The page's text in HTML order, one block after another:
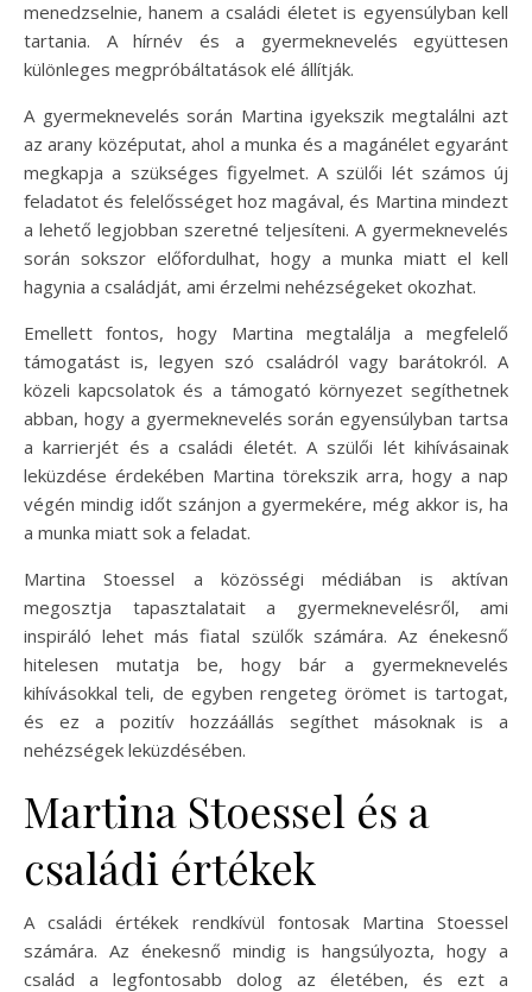
menedzselnie, hanem a családi életet is egyensúlyban kell
tartania. A hírnév és a gyermeknevelés együttesen
különleges megpróbáltatások elé állítják.
A gyermeknevelés során Martina igyekszik megtalálni azt
az arany középutat, ahol a munka és a magánélet egyaránt
megkapja a szükséges figyelmet. A szülői lét számos új
feladatot és felelősséget hoz magával, és Martina mindezt
a lehető legjobban szeretné teljesíteni. A gyermeknevelés
során sokszor előfordulhat, hogy a munka miatt el kell
hagynia a családját, ami érzelmi nehézségeket okozhat.
Emellett fontos, hogy Martina megtalálja a megfelelő
támogatást is, legyen szó családról vagy barátokról. A
közeli kapcsolatok és a támogató környezet segíthetnek
abban, hogy a gyermeknevelés során egyensúlyban tartsa
a karrierjét és a családi életét. A szülői lét kihívásainak
leküzdése érdekében Martina törekszik arra, hogy a nap
végén mindig időt szánjon a gyermekére, még akkor is, ha
a munka miatt sok a feladat.
Martina Stoessel a közösségi médiában is aktívan
megosztja tapasztalatait a gyermeknevelésről, ami
inspiráló lehet más fiatal szülők számára. Az énekesnő
hitelesen mutatja be, hogy bár a gyermeknevelés
kihívásokkal teli, de egyben rengeteg örömet is tartogat,
és ez a pozitív hozzáállás segíthet másoknak is a
nehézségek leküzdésében.
Martina Stoessel és a
családi értékek
A családi értékek rendkívül fontosak Martina Stoessel
számára. Az énekesnő mindig is hangsúlyozta, hogy a
család a legfontosabb dolog az életében, és ezt a